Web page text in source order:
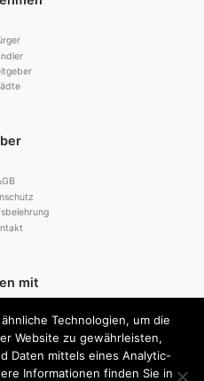
mit
Technologien, um die
Website zu gewährleisten,
Daten mittels eines Analytic-
Informationen finden Sie in